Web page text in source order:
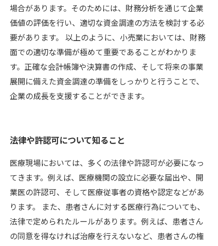
場合があります。そのためには、財務分析を通じて企業
価値の評価を行い、適切な資金調達の方法を検討する必
要があります。 以上のように、小売業においては、財務
面での適切な準備が極めて重要であることがわかりま
す。正確な会計帳簿や決算書の作成、そして将来の事業
展開に備えた資金調達の準備をしっかりと行うことで、
企業の成長を支援することができます。
法律や許認可について知ること
医療現場においては、多くの法律や許認可が必要になっ
てきます。例えば、医療機関の設立に必要な届出や、開
業医の許認可、そして医療従事者の資格や認定などがあ
ります。 また、患者さんに対する医療行為についても、
法律で定められたルールがあります。例えば、患者さん
の同意を得なければ治療を行えないなど、患者さんの権